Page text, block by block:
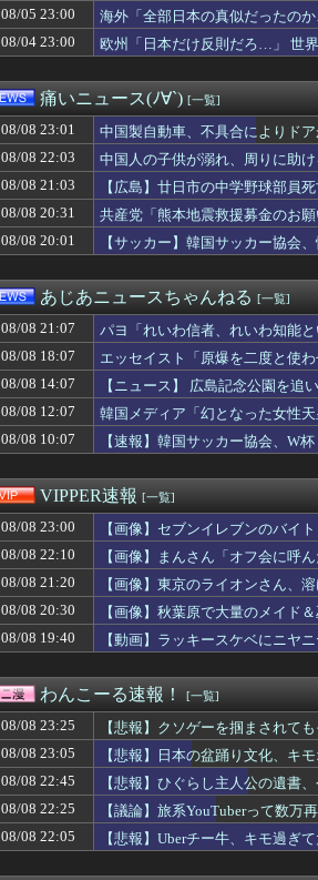
フロムアースキッズ、地域と大学生が連携し
FC東京がDF長友佑都との契約更新を正式発
ファン付き作業着使用男性熱中症で死亡 スポ
筒香、延長１２回裏サヨナラホームランｗｗｗ
【試合結果】[2026/8/8]DeNAベイスターズ４
【画像】橋本愛さん(29)、チューブトップから
【DeNA対広島17回戦】DeNA・筒香、延長12
【海外】BABYMETAL「METAL FORTH」が1
スマスロ Lバジリスク4、ミリオンゴッドと同
【朗報】「本当なら主人公が敵陣営にいるべ
【朗報】お前らさんが最近した有意義な出費
【イラッ】実母が会うたび私夫の嫌味を言い
元職場のA。私が休日に○○で服を買ったと言っ
【イラッ】トメ「子育てしてるだけなんて楽
大型トラックがギリギリ行き違える幅の十字
【学校】実は小1から高校までほとんど気紛れ
高市早苗さん、相手に発言させない面会が決
【海外の反応】イチローがマリナーズのHRダ
【画像】ネギに豚バラを巻いて焼いただけの
【悲報】ひぐらし主人公の遺書、今見るとガ
【訃報】ラグビー九州電力所属の選手が熱中
GANTZ読んでるけどあの目が細いやつよりア
【悲報】楽天モバイルさんww9月末に人権を失
【画像】全盛期の篠崎愛さん、シコすぎるｗ
東パソイベントの打ち上げ動画ｷﾀ━(ﾟ∀ﾟ)━!【
自宅で左手に違和感を覚えた開業医、その日
彼女とイタリア旅行にいったとき、ナイフを
友達とお昼ご飯に行ったとき旅行の行き先を
【えっ】大量に買った単行本。店員が一袋に
【悲報】ショートスリーパー、キレる
サザエボンの思い出
左ハンドル車のデメリット、意外と少ない
【動画】ショートスリーパー堀さん、高須ク
【画像】週刊少年マガジン、限界突破
思わず誰かに話したくなる雑学、なんかある？
戦時中の女子高生「私たちの体で戦争にい
【J1第1節 広島×千葉】広島はシュート21本の
警察や検察が冤罪率をデータとして公表すべき
【ホロライブ】こよりの視聴年代調査
08/05 23:00
海外「全部日本の真似だったの
08/04 23:00
欧州「日本だけ反則だろ…」 世
痛いニュース(ﾉ∀`) [一覧]
08/08 23:01
中国製自動車、不具合によりド
08/08 22:03
中国人の子供が溺れ、周りに助
08/08 21:03
【広島】廿日市の中学野球部
性
08/08 20:31
共産党「熊本地震救援募金のお
08/08 20:01
【サッカー】韓国サッカー協会
あじあニュースちゃんねる [一覧]
08/08 21:07
パヨ「れいわ信者、れいわ知能
08/08 18:07
エッセイスト「原爆を二度と使
08/08 14:07
【ニュース】 広島記念公園を追
08/08 12:07
韓国メディア「幻となった女性
08/08 10:07
【速報】韓国サッカー協会、W
VIPPER速報 [一覧]
08/08 23:00
【画像】セブンイレブンのバ
08/08 22:10
【画像】まんさん「オフ会に呼
08/08 21:20
【画像】東京のライオンさん、
08/08 20:30
【画像】秋葉原で大量のメイド
08/08 19:40
【動画】ラッキースケベにニヤ
わんこーる速報！ [一覧]
08/08 23:25
【悲報】クソゲーを掴まされて
08/08 23:05
【悲報】日本の盆踊り文化、キ
08/08 22:45
【悲報】ひぐらし主人公の遺書
08/08 22:25
【議論】旅系YouTuberって数万
08/08 22:05
【悲報】Uberチー牛、キモ過ぎ